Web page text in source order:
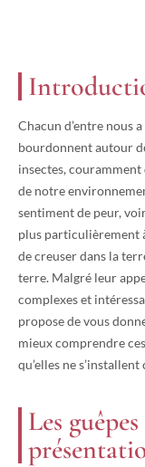
Chacun d’entre nous
bourdonnent autour
insectes, couramment
de notre
sentiment de peur,
plus particulièrement
de creuser dans la
terre. Malgré leur
complexes et
propose de vous
mieux comprendre
qu’elles ne s’installent
Les